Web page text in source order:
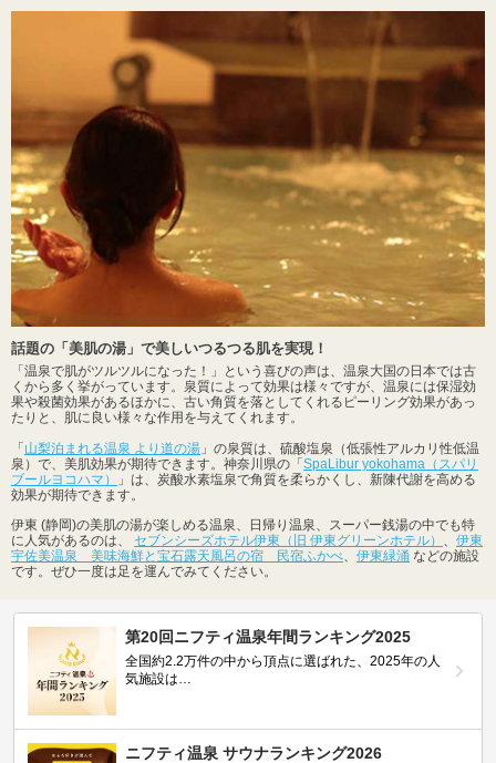
話題の「美肌の湯」で美しいつるつる肌を実現！
「温泉で肌がツルツルになった！」という喜びの声は、温泉大国の日本では古
くから多く挙がっています。泉質によって効果は様々ですが、温泉には保湿効
果や殺菌効果があるほかに、古い角質を落としてくれるピーリング効果があっ
たりと、肌に良い様々な作用を与えてくれます。
「 山梨泊まれる温泉 より道の湯 」の泉質は、硫酸塩泉（低張性アルカリ性低温
泉）で、美肌効果が期待できます。神奈川県の「 SpaLibur yokohama（スパリ
ブールヨコハマ）
」は、炭酸水素塩泉で角質を柔らかくし、新陳代謝を高める
効果が期待できます。
伊東 (静岡)の美肌の湯が楽しめる温泉、日帰り温泉、スーパー銭湯の中でも特
に人気があるのは、 セブンシーズホテル伊東（旧 伊東グリーンホテル） 、 伊東
宇佐美温泉 美味海鮮と宝石露天風呂の宿 民宿ふかべ、 伊東緑涌 などの施設
です。ぜひ一度は足を運んでみてください。
第20回ニフティ温泉年間ランキング2025
全国約2.2万件の中から頂点に選ばれた、2025年の人
気施設は…
ニフティ温泉 サウナランキング2026